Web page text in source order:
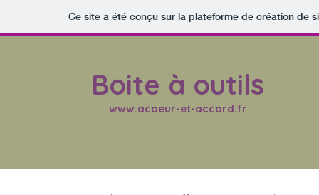
Ce site a été conçu sur la plateforme de création de
Boite à outils
www.acoeur-et-accord.fr